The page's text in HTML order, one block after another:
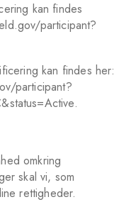
kan findes
participant?
kan findes her:
participant?
omkring
skal vi, som
rettigheder.